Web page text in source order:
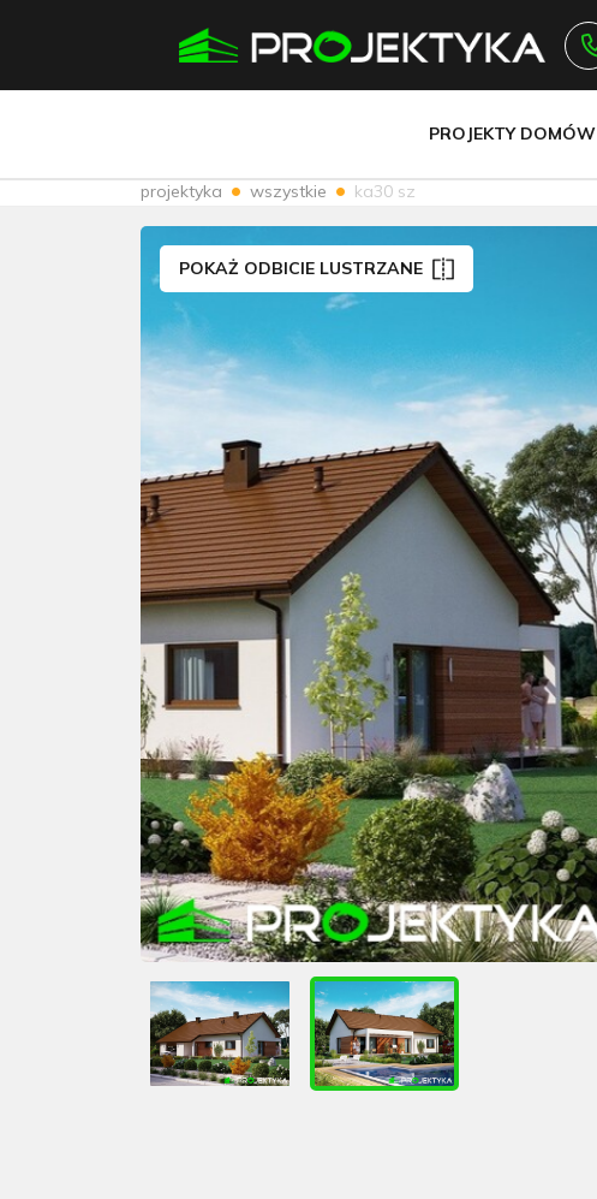
PROJEKTY DOMÓW
projektyka wszystkie ka30 sz
POKAŻ ODBICIE LUSTRZANE